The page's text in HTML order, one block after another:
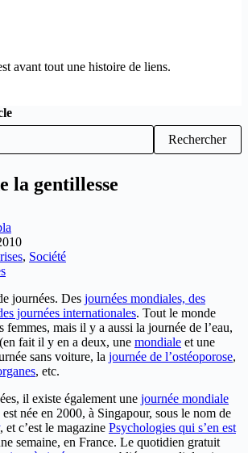
avant tout une histoire de liens.
Rechercher
la gentillesse
, Société
journées. Des journées mondiales, des
journées internationales. Tout le monde
femmes, mais il y a aussi la journée de l’eau,
fait il y en a deux, une mondiale et une
sans voiture, la journée de l’ostéoporose,
, etc.
il existe également une journée mondiale
née en 2000, à Singapour, sous le nom de
, et c’est le magazine Psychologies qui s’en est
semaine, en France. Le quotidien gratuit